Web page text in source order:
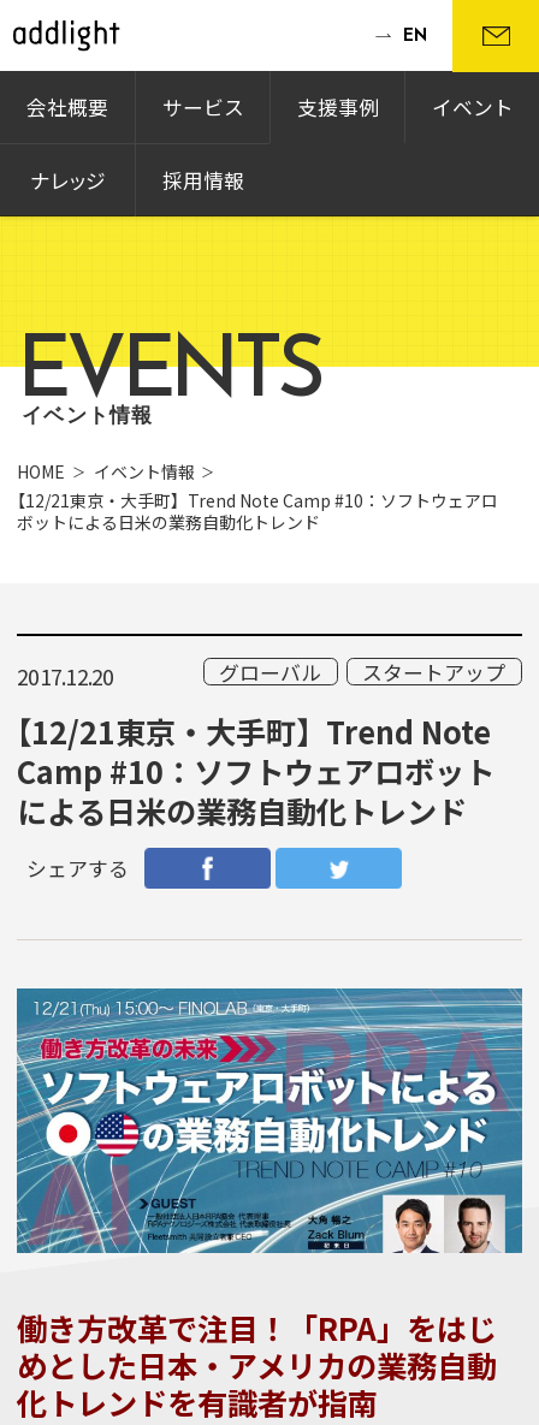
会社概要 サービス 支援事例 イベント
ナレッジ 採用情報
EN
EVENTS
イベント情報
HOME
イベント情報
【12/21東京・大手町】Trend Note Camp #10：ソフトウェアロ
ボットによる日米の業務自動化トレンド
2017.12.20 グローバル スタートアップ
【12/21東京・大手町】Trend Note
Camp #10：ソフトウェアロボット
による日米の業務自動化トレンド
シェアする
働き方改革で注目！「RPA」をはじ
めとした日本・アメリカの業務自動
化トレンドを有識者が指南